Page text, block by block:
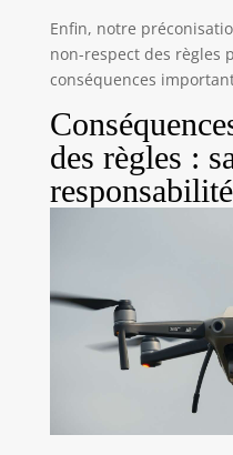
Enfin, notre
non-respect des règles
conséquences
des règles :